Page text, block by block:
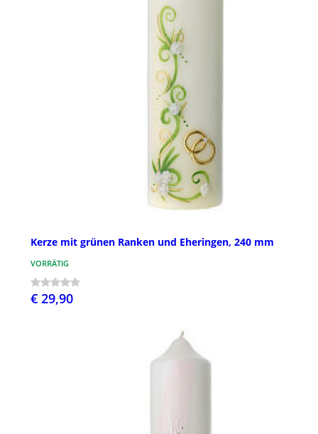
Kerze mit grünen Ranken und Eheringen, 240 mm
VORRÄTIG
€ 29,90